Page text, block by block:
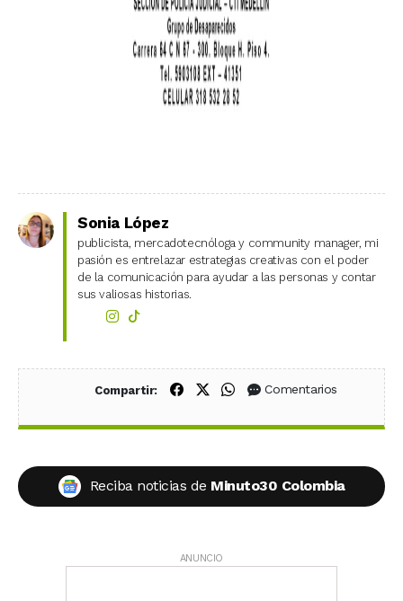
Sonia López
publicista, mercadotecnóloga y community manager, mi
pasión es entrelazar estrategias creativas con el poder
de la comunicación para ayudar a las personas y contar
sus valiosas historias.
Compartir: Compartir en Facebook
Compartir en X (Twitter)
Compartir en WhatsApp
Comentarios
Reciba noticias de Minuto30 Colombia
ANUNCIO